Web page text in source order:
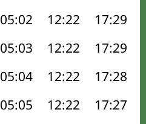
05:02 12:22 17:29
05:03 12:22 17:29
05:04 12:22 17:28
05:05 12:22 17:27